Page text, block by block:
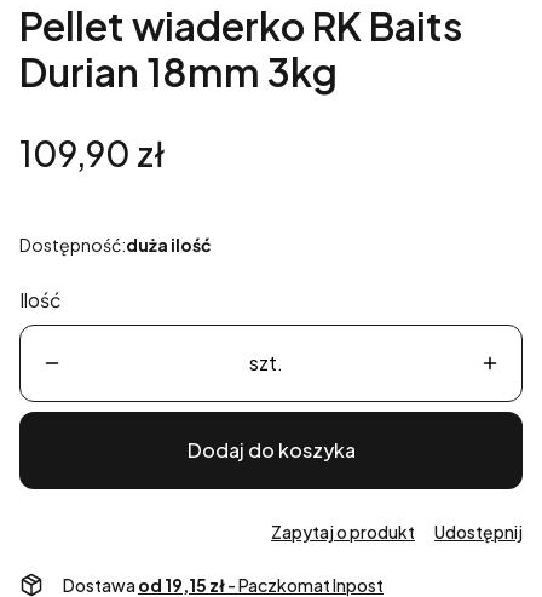
Pellet wiaderko RK Baits
Durian 18mm 3kg
Cena
109,90 zł
Dostępność:duża ilość
Ilość
szt.
Dodaj do koszyka
Zapytaj o produkt Udostępnij
Dostawa od 19,15 zł- Paczkomat Inpost